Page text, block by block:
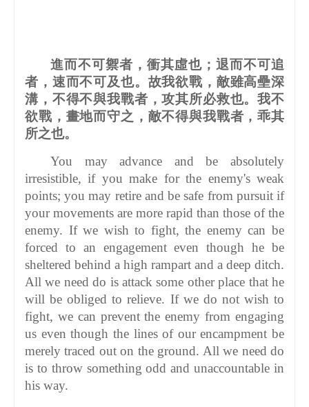
進而不可禦者，衝其虛也；退而不可追
者，速而不可及也。故我欲戰，敵雖高壘深
溝，不得不與我戰者，攻其所必救也。我不
欲戰，畫地而守之，敵不得與我戰者，乖其
所之也。
You may advance and be absolutely
irresistible, if you make for the enemy's weak
points; you may retire and be safe from pursuit if
your movements are more rapid than those of the
enemy. If we wish to fight, the enemy can be
forced to an engagement even though he be
sheltered behind a high rampart and a deep ditch.
All we need do is attack some other place that he
will be obliged to relieve. If we do not wish to
fight, we can prevent the enemy from engaging
us even though the lines of our encampment be
merely traced out on the ground. All we need do
is to throw something odd and unaccountable in
his way.